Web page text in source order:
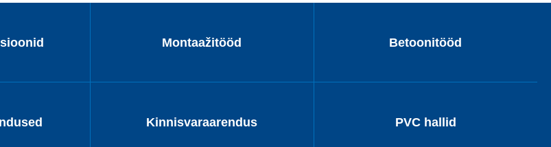
Montaažitööd Betoonitööd
Kinnisvaraarendus PVC hallid